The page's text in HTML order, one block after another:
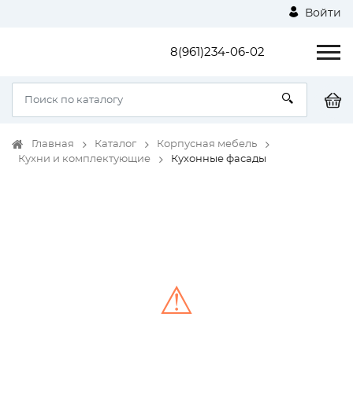
Войти
8(961)234-06-02
Главная Каталог
Корпусная мебель
Кухни и комплектующие
Кухонные фасады
⚠